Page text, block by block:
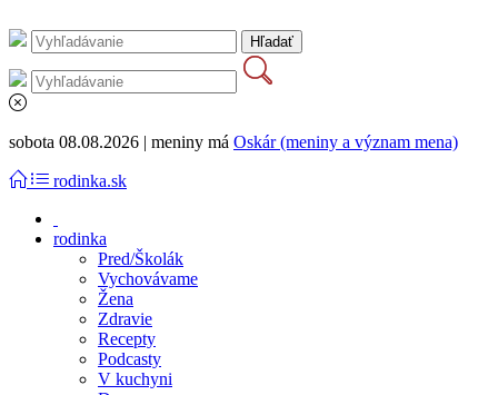
sobota 08.08.2026 | meniny má Oskár (meniny a význam mena)
rodinka.sk
rodinka
Pred/Školák
Vychovávame
Žena
Zdravie
Recepty
Podcasty
V kuchyni